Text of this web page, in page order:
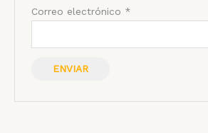
Correo electrónico *